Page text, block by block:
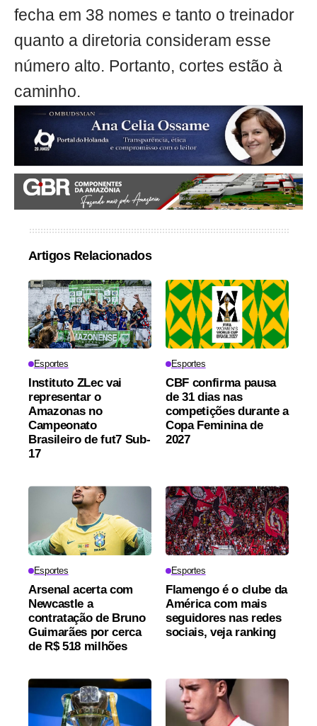
fecha em 38 nomes e tanto o treinador
quanto a diretoria consideram esse
número alto. Portanto, cortes estão à
caminho.
Artigos Relacionados
Esportes
Instituto ZLec vai
representar o
Amazonas no
Campeonato
Brasileiro de fut7 Sub-
17
Esportes
CBF confirma pausa
de 31 dias nas
competições durante a
Copa Feminina de
2027
Esportes
Arsenal acerta com
Newcastle a
contratação de Bruno
Guimarães por cerca
de R$ 518 milhões
Esportes
Flamengo é o clube da
América com mais
seguidores nas redes
sociais, veja ranking